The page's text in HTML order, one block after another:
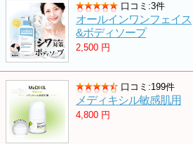
口コミ:3件
オールインワンフェイス
&ボディソープ
2,500 円
口コミ:199件
メディキシル敏感肌用
4,800 円